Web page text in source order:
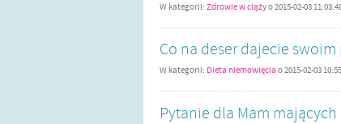
W kategorii: Zdrowie w ciążyo2015-02-03
Co na deser dajecie
W kategorii: Dieta niemowlęcia o2015-02-03
Pytanie dla Mam mających